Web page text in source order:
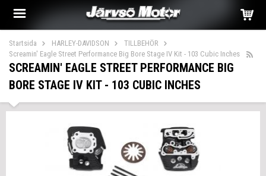
Startsida HARLEY-DAVIDSON
TILLBEHÖR
Screamin' Eagle Street Performance Big Bore Stage IV Kit - 103 Cubic Inches
SCREAMIN' EAGLE STREET PERFORMANCE BIG
BORE STAGE IV KIT - 103 CUBIC INCHES